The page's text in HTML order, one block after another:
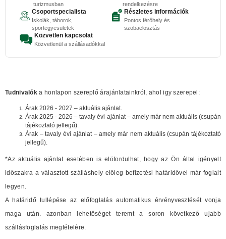
turizmusban
rendelkezésre
Csoportspecialista
Iskolák, táborok,
sportegyesületek
Részletes információk
Pontos férőhely és
szobaelosztás
Közvetlen kapcsolat
Közvetlenül a szállásadókkal
Tudnivalók a honlapon szereplő árajánlatainkról, ahol igy szerepel:
Árak 2026 - 2027 – aktuális ajánlat.
Árak 2025 - 2026 – tavaly évi ajánlat – amely már nem aktuális (csupán
tájékoztató jellegű).
Árak – tavaly évi ajánlat – amely már nem aktuális (csupán tájékoztató
jellegű).
*Az aktuális ajánlat esetében is elöfordulhat, hogy az Ön által igényelt
időszakra a választott szálláshely előleg befizetési határidővel már foglalt
legyen.
A határidő tullépése az előfoglalás automatikus érvényvesztését vonja
maga után. azonban lehetőséget teremt a soron következő ujabb
szállásfoglalás megtételére.